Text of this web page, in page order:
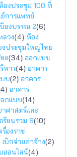
องประชุม 100 ที่
การแพทย์
ยงบรรณ 2(6)
ลวง(4) ห้อง
ประชุมใหญ่ไทย
ะ(34) ออกแบบ
หาร(4) อาคาร
บ(2) อาคาร
อาคาร
กแบบ(14)
าศาสตร์และ
รียนรวม 6(10)
รื่องราช
เบิกจ่ายค่าจ้าง(2)
ออนไลน์(4)